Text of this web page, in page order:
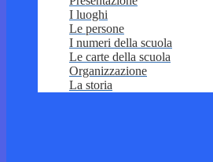
I luoghi
Le persone
I numeri della scuola
Le carte della scuola
Organizzazione
La storia